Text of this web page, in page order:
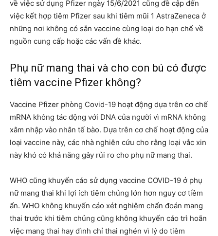
về việc sử dụng Pfizer ngày 15/6/2021 cũng đề cập đến
việc kết hợp tiêm Pfizer sau khi tiêm mũi 1 AstraZeneca ở
những nơi không có sẵn vaccine cùng loại do hạn chế về
nguồn cung cấp hoặc các vấn đề khác.
Phụ nữ mang thai và cho con bú có được
tiêm vaccine Pfizer không?
Vaccine Pfizer phòng Covid-19 hoạt động dựa trên cơ chế
mRNA không tác động với DNA của người vì mRNA không
xâm nhập vào nhân tế bào. Dựa trên cơ chế hoạt động của
loại vaccine này, các nhà nghiên cứu cho rằng loại vắc xin
này khó có khả năng gây rủi ro cho phụ nữ mang thai.
WHO cũng khuyến cáo sử dụng vaccine COVID-19 ở phụ
nữ mang thai khi lợi ích tiêm chủng lớn hơn nguy cơ tiềm
ẩn. WHO không khuyến cáo xét nghiệm chẩn đoán mang
thai trước khi tiêm chủng cũng không khuyến cáo trì hoãn
việc mang thai hay đình chỉ thai nghén vì lý do tiêm